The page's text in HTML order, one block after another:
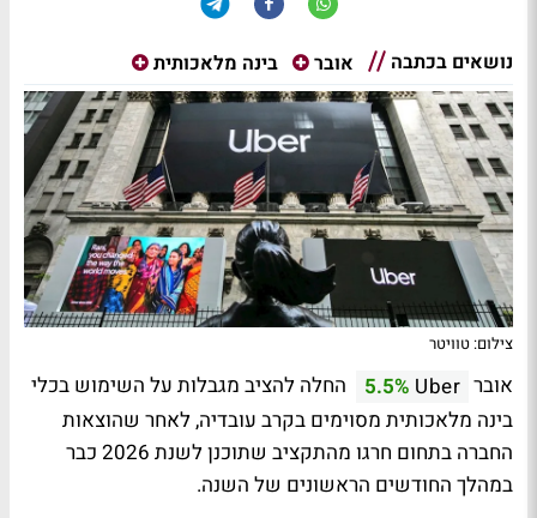
נושאים בכתבה אובר בינה מלאכותית
צילום: טוויטר
אובר Uber
5.5%
החלה להציב מגבלות על השימוש בכלי
בינה מלאכותית מסוימים בקרב עובדיה, לאחר שהוצאות
החברה בתחום חרגו מהתקציב שתוכנן לשנת 2026 כבר
במהלך החודשים הראשונים של השנה.